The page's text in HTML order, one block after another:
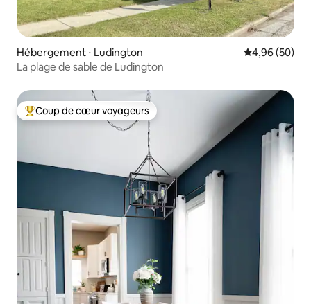
Hébergement ⋅ Ludington Évaluation
4,96 (50)
La plage de sable de Ludington
Coups de cœur voyageurs les plus appréciés
Coup de cœur voyageurs